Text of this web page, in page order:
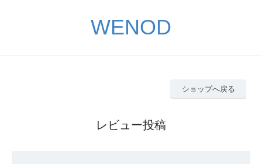
WENOD
ショップへ戻る
レビュー投稿